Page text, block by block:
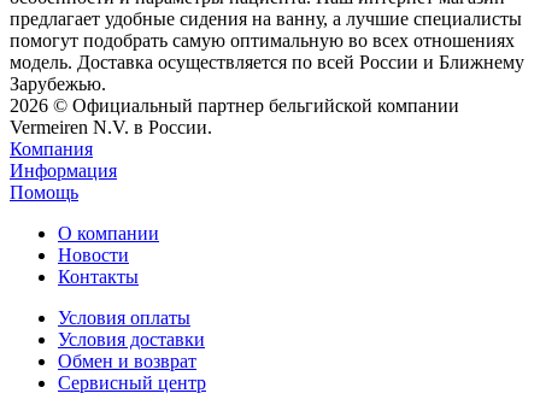
предлагает удобные сидения на ванну, а лучшие специалисты
помогут подобрать самую оптимальную во всех отношениях
модель. Доставка осуществляется по всей России и Ближнему
Зарубежью.
2026 © Официальный партнер бельгийской компании
Vermeiren N.V. в России.
Компания
Информация
Помощь
О компании
Новости
Контакты
Условия оплаты
Условия доставки
Обмен и возврат
Сервисный центр